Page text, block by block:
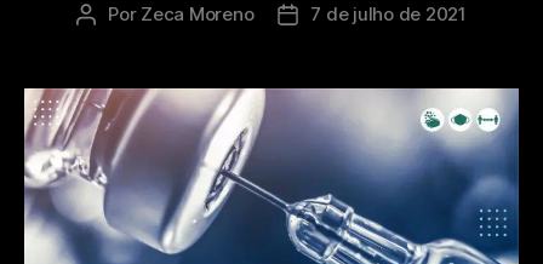
Por Zeca Moreno 7 de julho de 2021